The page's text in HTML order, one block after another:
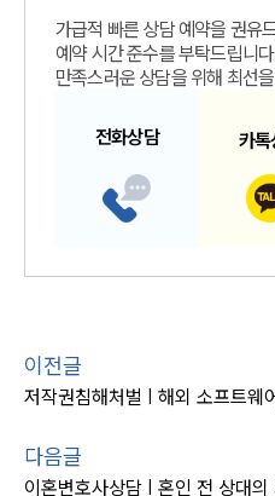
가급적 빠른 상담 예약을 권유
예약 시간 준수를 부탁드립니다.
만족스러운 상담을 위해 최선
전화상담 카톡
이전글
다음글